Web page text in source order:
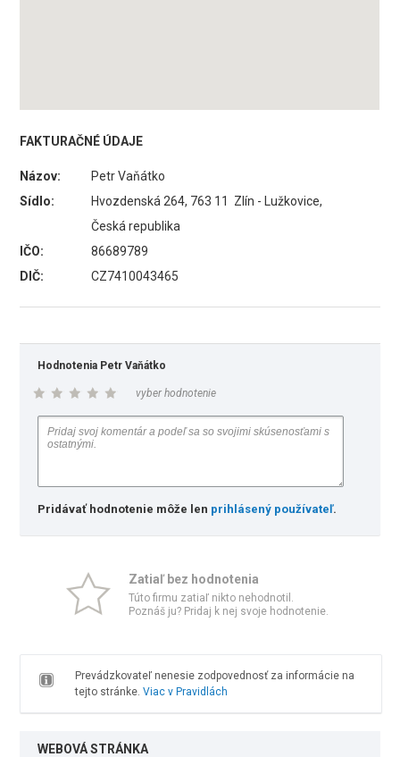
FAKTURAČNÉ ÚDAJE
Názov:
Petr Vaňátko
Sídlo:
Hvozdenská 264, 763 11 Zlín - Lužkovice,
Česká republika
IČO:
86689789
DIČ:
CZ7410043465
Hodnotenia Petr Vaňátko
vyber hodnotenie
Pridávať hodnotenie môže len prihlásený používateľ.
Zatiaľ bez hodnotenia
Túto firmu zatiaľ nikto nehodnotil.
Poznáš ju? Pridaj k nej svoje hodnotenie.
Prevádzkovateľ nenesie zodpovednosť za informácie na
tejto stránke. Viac v Pravidlách
WEBOVÁ STRÁNKA